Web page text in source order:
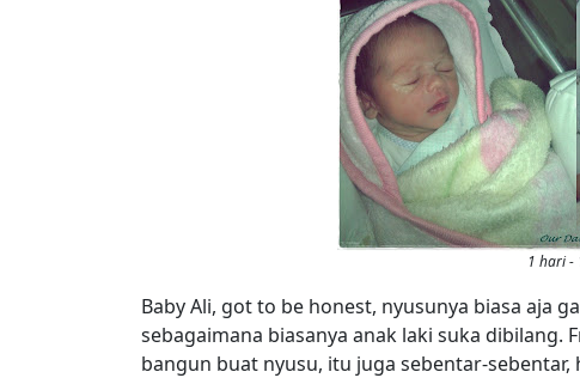
1 hari -
Baby Ali, got to be honest, nyusunya biasa aja
sebagaimana biasanya anak laki suka dibilang.
bangun buat nyusu, itu juga sebentar-